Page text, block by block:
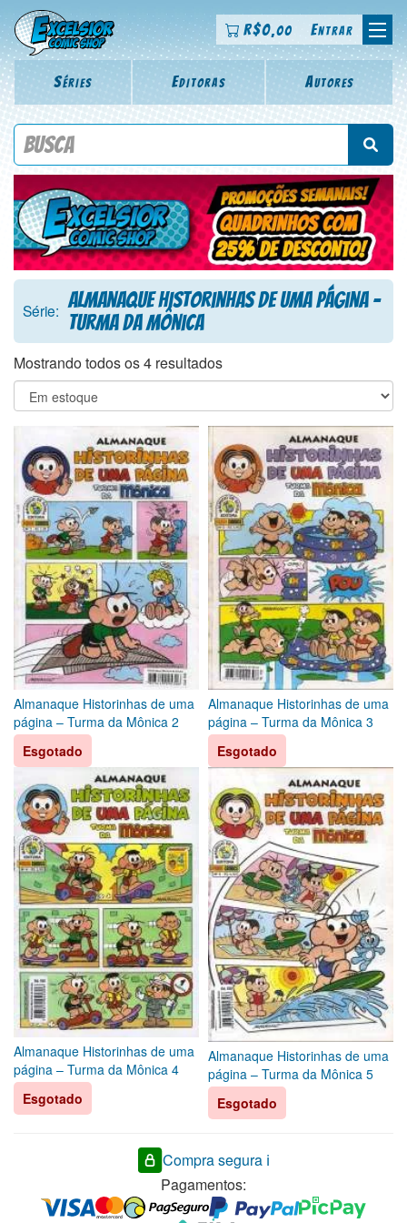
R$0,00 Entrar
Séries Editoras Autores
Procure por título da revista, personagem, série, escritor,
Série: Almanaque Historinhas de uma página -
Turma da Mônica
Mostrando todos os 4 resultados
Almanaque Historinhas de uma
página – Turma da Mônica 2
Esgotado
Almanaque Historinhas de uma
página – Turma da Mônica 3
Esgotado
Almanaque Historinhas de uma
página – Turma da Mônica 4
Esgotado
Almanaque Historinhas de uma
página – Turma da Mônica 5
Esgotado
Compra segura ℹ️
Pagamentos: